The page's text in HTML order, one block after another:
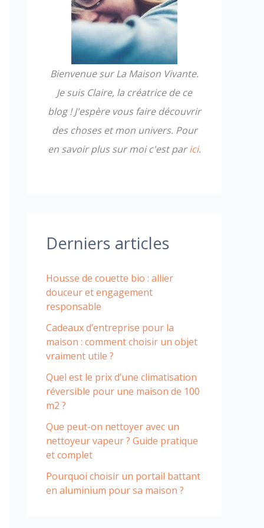
Bienvenue sur La Maison Vivante.
Je suis Claire, la créatrice de ce
blog ! J'espère vous faire découvrir
des choses et mon univers. Pour
en savoir plus sur moi c'est parici.
Derniers articles
Housse de couette bio : allier
douceur et engagement
responsable
Cadeaux d’entreprise pour la
maison : comment choisir un objet
vraiment utile ?
Quel est le prix d’une climatisation
réversible pour une maison de 100
m2 ?
Que peut-on nettoyer avec un
nettoyeur vapeur ? Guide pratique
et complet
Pourquoi choisir un portail battant
en aluminium pour sa maison ?